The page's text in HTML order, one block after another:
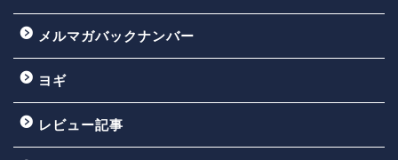
メルマガバックナンバー
ヨギ
レビュー記事